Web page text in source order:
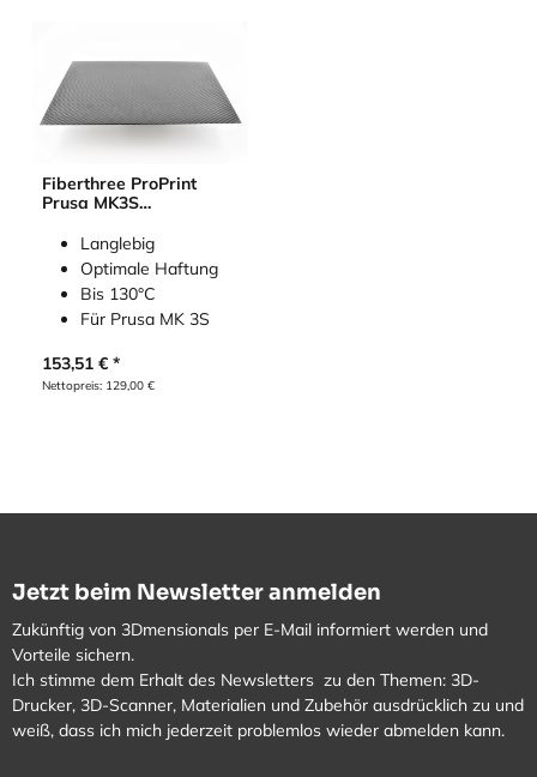
Fiberthree ProPrint
Prusa MK3S
Langlebig
Optimale Haftung
Bis 130°C
Für Prusa MK 3S
153,51 €
Nettopreis: 129,00 €
Jetzt beim Newsletter anmelden
Zukünftig von 3Dmensionals per E-Mail informiert werden und
Vorteile sichern.
Ich stimme dem Erhalt des Newsletters zu den Themen: 3D-
Drucker, 3D-Scanner, Materialien und Zubehör ausdrücklich zu und
weiß, dass ich mich jederzeit problemlos wieder abmelden kann.